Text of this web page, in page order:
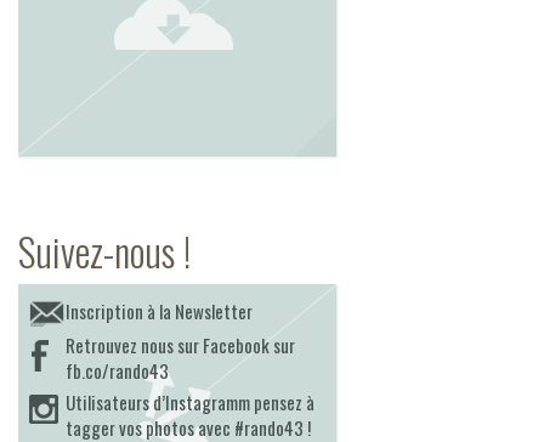
Suivez-nous !
Inscription à la Newsletter
Retrouvez nous sur Facebook sur
fb.co/rando43
Utilisateurs d’Instagramm pensez à
tagger vos photos avec #rando43 !